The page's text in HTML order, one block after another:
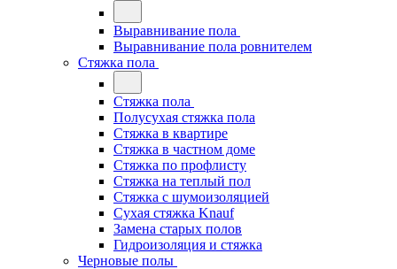
Выравнивание пола
Выравнивание пола ровнителем
Стяжка пола
Стяжка пола
Полусухая стяжка пола
Стяжка в квартире
Стяжка в частном доме
Стяжка по профлисту
Стяжка на теплый пол
Стяжка с шумоизоляцией
Сухая стяжка Knauf
Замена старых полов
Гидроизоляция и стяжка
Черновые полы